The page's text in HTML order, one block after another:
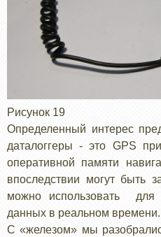
Рисунок 19
Определенный интерес
даталоггеры - это GPS
оперативной памяти
впоследствии могут быть
можно использовать для
данных в реальном времени.
С «железом» мы